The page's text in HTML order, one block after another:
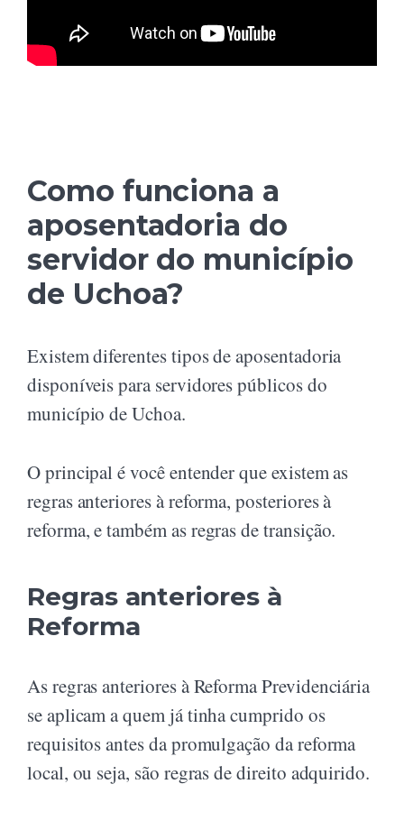
Como funciona a
aposentadoria do
servidor do município
de Uchoa?
Existem diferentes tipos de aposentadoria
disponíveis para servidores públicos do
município de Uchoa.
O principal é você entender que existem as
regras anteriores à reforma, posteriores à
reforma, e também as regras de transição.
Regras anteriores à
Reforma
As regras anteriores à Reforma Previdenciária
se aplicam a quem já tinha cumprido os
requisitos antes da promulgação da reforma
local, ou seja, são regras de direito adquirido.